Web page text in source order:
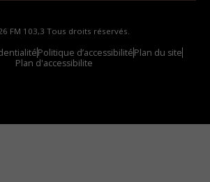
FM 103,3 Tous droits réservés.
Politique d’accessibilitéPlan du site
Plan d'accessibilite